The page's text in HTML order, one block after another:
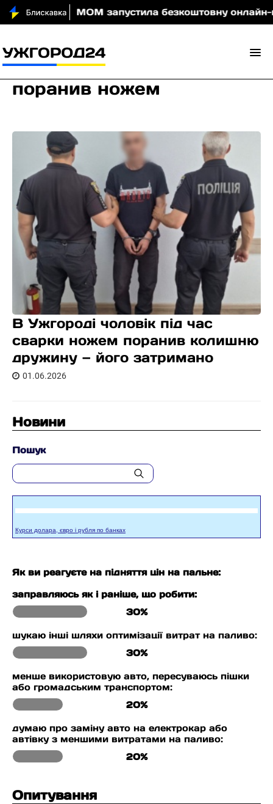
вночі МОМ запустила безкоштовну онлайн-гру,
поранив ножем
В Ужгороді чоловік під час
сварки ножем поранив колишню
дружину — його затримано
01.06.2026
Новини
Пошук
Курси долара, євро і рубля по банках
Як ви реагуєте на підняття цін на пальне:
заправляюсь як і раніше, що робити:
30%
шукаю інші шляхи оптимізації витрат на паливо:
30%
менше використовую авто, пересуваюсь пішки
або громадським транспортом:
20%
думаю про заміну авто на електрокар або
автівку з меншими витратами на паливо:
20%
Опитування